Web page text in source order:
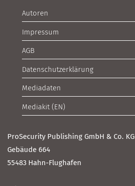
Autoren
Impressum
AGB
Datenschutzerklärung
Mediadaten
Mediakit (EN)
ProSecurity Publishing GmbH & Co. KG
Gebäude 664
55483 Hahn-Flughafen